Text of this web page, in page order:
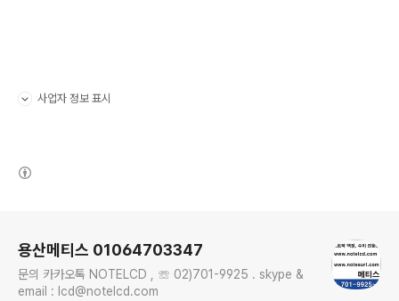
사업자 정보 표시
용산메티스 01064703347
문의 카카오톡 NOTELCD , ☏ 02)701-9925 . skype &
email : lcd@notelcd.com